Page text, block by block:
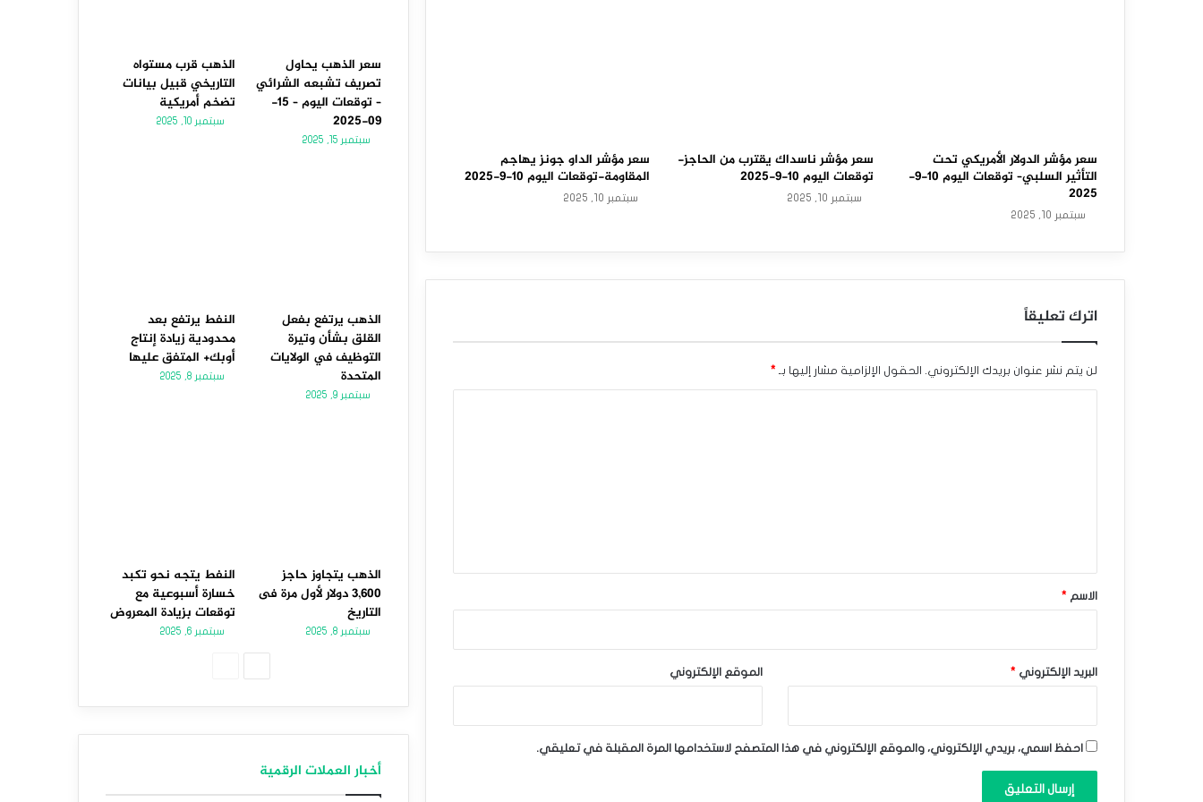
ل
أ
م
ر
ي
ك
ي
ي
و
ا
ل
د
ع
م
–
سعر مؤشر الدولار الأمريكي تحت
التأثير السلبي– توقعات اليوم 10-9-
2025
سبتمبر 10, 2025
سعر مؤشر ناسداك يقترب من الحاجز-
توقعات اليوم 10-9-2025
سبتمبر 10, 2025
سعر مؤشر الداو جونز يهاجم
المقاومة-توقعات اليوم 10-9-2025
سبتمبر 10, 2025
اترك تعليقاً
لن يتم نشر عنوان بريدك الإلكتروني. الحقول الإلزامية مشار إليها بـ *
*الاسم *
البريد الإلكتروني * الموقع الإلكتروني
احفظ اسمي، بريدي الإلكتروني، والموقع الإلكتروني في هذا المتصفح لاستخدامها المرة المقبلة في تعليقي.
سعر الذهب يحاول
تصريف تشبعه الشرائي
– توقعات اليوم – 15-
09-2025
سبتمبر 15, 2025
الذهب قرب مستواه
التاريخي قبيل بيانات
تضخم أمريكية
سبتمبر 10, 2025
الذهب يرتفع بفعل
القلق بشأن وتيرة
التوظيف في الولايات
المتحدة
سبتمبر 9, 2025
النفط يرتفع بعد
محدودية زيادة إنتاج
أوبك+ المتفق عليها
سبتمبر 8, 2025
الذهب يتجاوز حاجز
3,600 دولار لأول مرة فى
التاريخ
سبتمبر 8, 2025
النفط يتجه نحو تكبد
خسارة أسبوعية مع
توقعات بزيادة المعروض
سبتمبر 6, 2025
أخبار العملات الرقمية